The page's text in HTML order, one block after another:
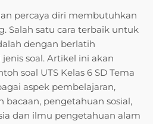
percaya diri membutuhkan
Salah satu cara terbaik untuk
dengan berlatih
soal. Artikel ini akan
soal UTS Kelas 6 SD Tema
aspek pembelajaran,
pengetahuan sosial,
dan ilmu pengetahuan alam